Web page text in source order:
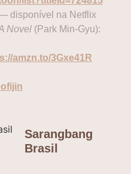
disponível na Netflix
Novel (Park Min-Gyu):
amzn.to/3Gxe41R
Sarangbang
Brasil